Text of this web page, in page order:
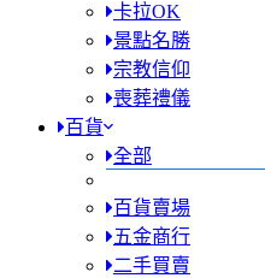
卡拉OK
景點名勝
宗教信仰
喪葬禮儀
百貨
全部
百貨賣場
五金商行
二手買賣